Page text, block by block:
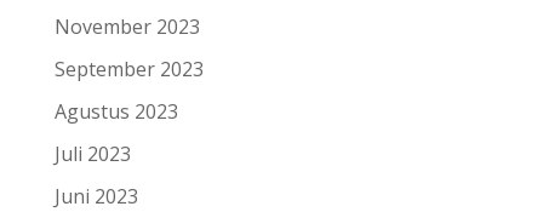
November 2023
September 2023
Agustus 2023
Juli 2023
Juni 2023